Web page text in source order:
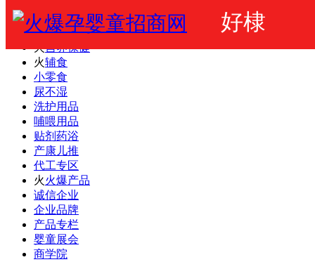
好棣
火爆婴童网
婴幼儿奶粉
火营养保健
火辅食
小零食
尿不湿
洗护用品
哺喂用品
贴剂药浴
产康儿推
代工专区
火火爆产品
诚信企业
企业品牌
产品专栏
婴童展会
商学院